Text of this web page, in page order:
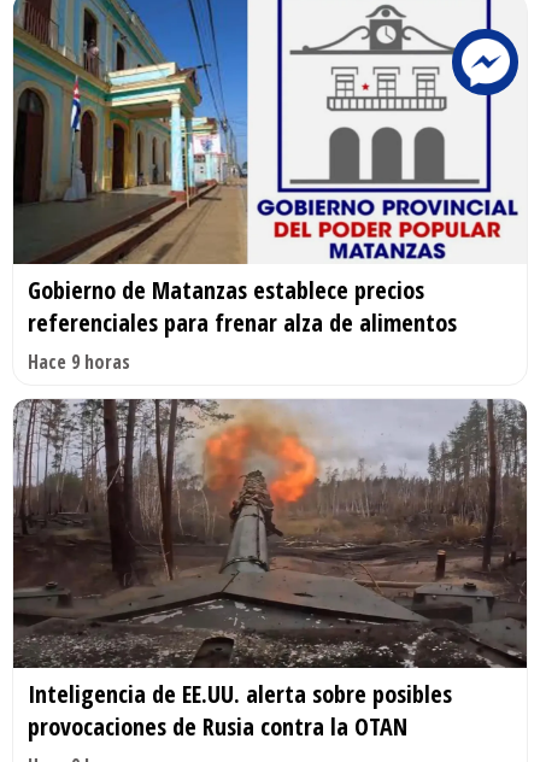
Gobierno de Matanzas establece precios
referenciales para frenar alza de alimentos
Hace 9 horas
Inteligencia de EE.UU. alerta sobre posibles
provocaciones de Rusia contra la OTAN